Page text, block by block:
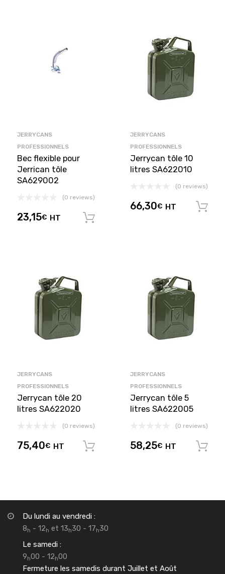
JERRYCANS
PROFESSIONNELS
Bec flexible pour
Jerrican tôle
SA629002
(0 reviews)
23,15€ HT
JERRYCANS
PROFESSIONNELS
Jerrycan tôle 10
litres SA622010
(0 reviews)
66,30€ HT
JERRYCANS
PROFESSIONNELS
Jerrycan tôle 20
litres SA622020
(0 reviews)
75,40€ HT Ajouter au panier
JERRYCANS
PROFESSIONNELS
Jerrycan tôle 5
litres SA622005
(0 reviews)
58,25€ HT
Du lundi au vendredi :
8h - 12h et 13h30 - 17h30
Le samedi :
9h00 - 12h00
Fermeture les samedis durant Juillet et Août